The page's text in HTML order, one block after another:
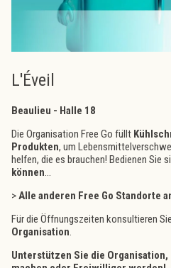
L'Éveil
Beaulieu - Halle 18
Die Organisation Free Go füllt
Produkten, um
helfen, die es brauchen! Bedienen Sie
können...
>Alle anderen Free Go Standorte
Für die Öffnungszeiten konsultieren
Organisation.
Unterstützen Sie die Organisation,